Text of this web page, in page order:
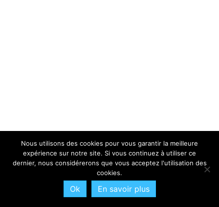
Nous utilisons des cookies pour vous garantir la meilleure
expérience sur notre site. Si vous continuez à utiliser ce
dernier, nous considérerons que vous acceptez l'utilisation des
cookies.
Ok En savoir plus